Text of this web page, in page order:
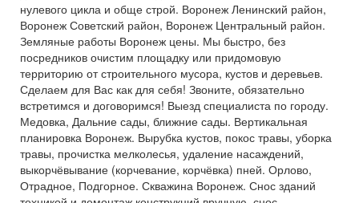
нулевого цикла и обще строй. Воронеж Ленинский район,
Воронеж Советский район, Воронеж Центральный район.
Земляные работы Воронеж цены. Мы быстро, без
посредников очистим площадку или придомовую
территорию от строительного мусора, кустов и деревьев.
Сделаем для Вас как для себя! Звоните, обязательно
встретимся и договоримся! Выезд специалиста по городу.
Медовка, Дальние сады, ближние сады. Вертикальная
планировка Воронеж. Вырубка кустов, покос травы, уборка
травы, прочистка мелколесья, удаление насаждений,
выкорчёвывание (корчевание, корчёвка) пней. Орлово,
Отрадное, Подгорное. Скважина Воронеж. Снос зданий